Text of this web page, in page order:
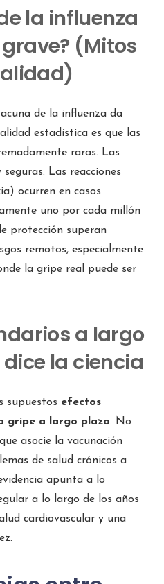
la influenza
(Mitos
de la influenza da
estadística es que las
raras. Las
Las reacciones
ocurren en casos
uno por cada millón
protección superan
remotos, especialmente
la gripe real puede ser
a largo
dice la ciencia
supuestos efectos
gripe a largo plazo. No
asocie la vacunación
de salud crónicos a
apunta a lo
a lo largo de los años
cardiovascular y una